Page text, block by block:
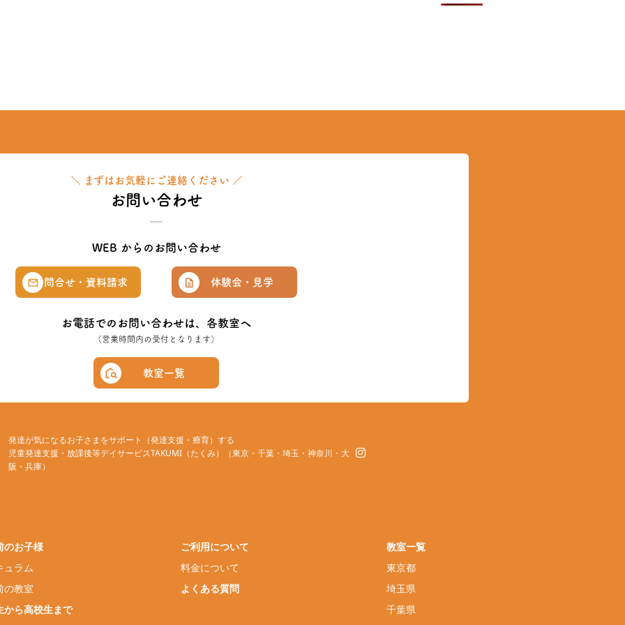
＼ まずはお気軽にご連絡ください ／
お問い合わせ
WEB からのお問い合わせ
問合せ・資料請求 体験会・見学
お電話でのお問い合わせは、各教室へ
（営業時間内の受付となります）
教室一覧
発達が気になるお子さまをサポート（発達支援・療育）する
児童発達支援・放課後等デイサービスTAKUMI（たくみ）（東京・千葉・埼玉・神奈川・大
阪・兵庫）
のお子様
ュラム
の教室
から高校生まで
ご利用について
料金について
よくある質問
教室一覧
東京都
埼玉県
千葉県